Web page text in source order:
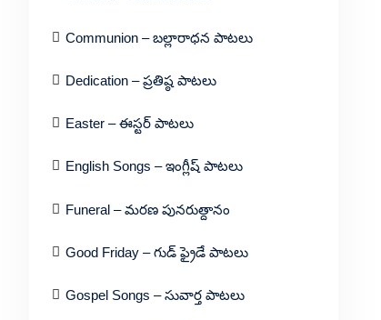
Communion – బల్లారాధన పాటలు
Dedication – ప్రతిష్ఠ పాటలు
Easter – ఈస్టర్ పాటలు
English Songs – ఇంగ్లీష్ పాటలు
Funeral – మరణ పునరుత్దానం
Good Friday – గుడ్ ఫ్రైడే పాటలు
Gospel Songs – సువార్త పాటలు